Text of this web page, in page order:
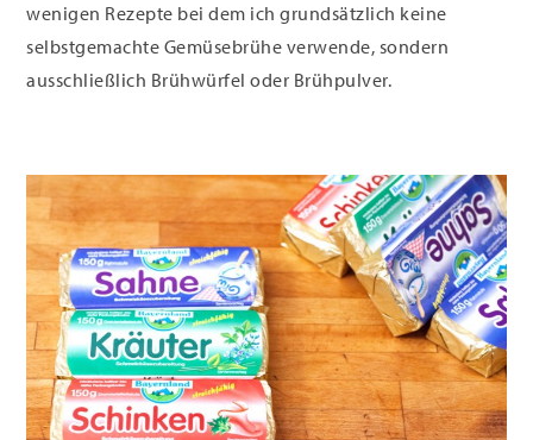
wenigen Rezepte bei dem ich grundsätzlich keine
selbstgemachte Gemüsebrühe verwende, sondern
ausschließlich Brühwürfel oder Brühpulver.